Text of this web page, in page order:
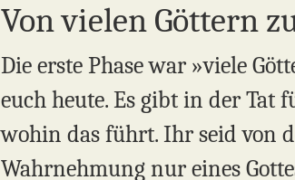
Von vielen Göttern
Die erste Phase war »viele
euch heute. Es gibt in der Tat
wohin das führt. Ihr seid von
Wahrnehmung nur eines